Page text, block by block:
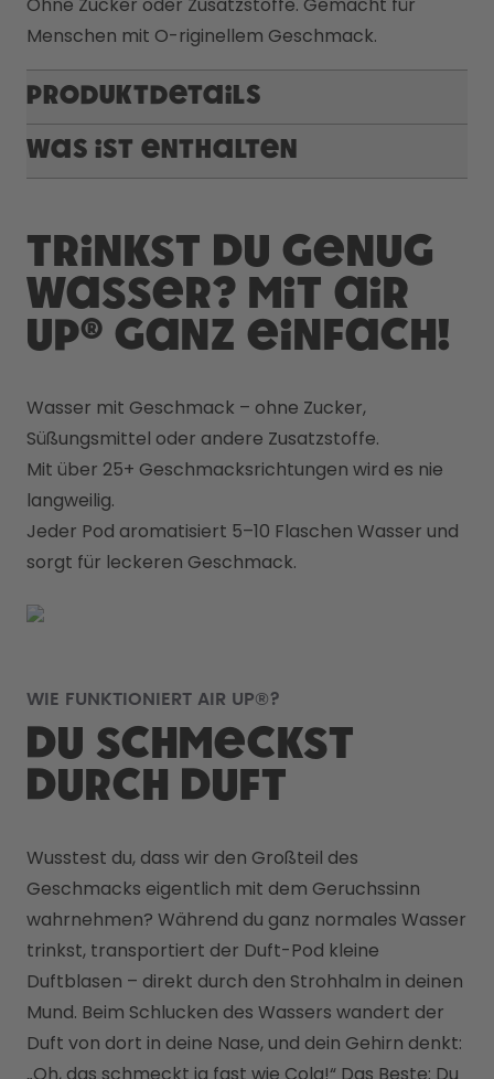
Menschen mit O-riginellem Geschmack.
Produktdetails
Was ist enthalten
Trinkst du genug
Wasser? Mit air
up® ganz einfach!
Wasser mit Geschmack – ohne Zucker,
Süßungsmittel oder andere Zusatzstoffe.
Mit über 25+ Geschmacksrichtungen wird es nie
langweilig.
Jeder Pod aromatisiert 5–10 Flaschen Wasser und
sorgt für leckeren Geschmack.
WIE FUNKTIONIERT AIR UP®?
Du schmeckst
durch Duft
Wusstest du, dass wir den Großteil des
Geschmacks eigentlich mit dem Geruchssinn
wahrnehmen? Während du ganz normales Wasser
trinkst, transportiert der Duft-Pod kleine
Duftblasen – direkt durch den Strohhalm in deinen
Mund. Beim Schlucken des Wassers wandert der
Duft von dort in deine Nase, und dein Gehirn denkt:
„Oh, das schmeckt ja fast wie Cola!“ Das Beste: Du